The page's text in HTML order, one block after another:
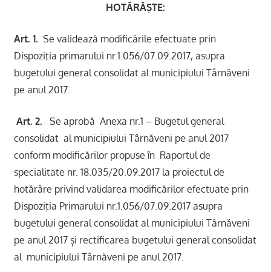
HOTĂRĂŞTE:
Art. 1. Se validează modificările efectuate prin
Dispoziţia primarului nr.1.056/07.09.2017, asupra
bugetului general consolidat al municipiului Târnăveni
pe anul 2017.
Art. 2.
Se aprobă Anexa nr.1 – Bugetul general
consolidat al municipiului Târnăveni pe anul 2017
conform modificărilor propuse în Raportul de
specialitate nr. 18.035/20.09.2017 la proiectul de
hotărâre privind validarea modificărilor efectuate prin
Dispoziţia Primarului nr.1.056/07.09.2017 asupra
bugetului general consolidat al municipiului Târnăveni
pe anul 2017 și rectificarea bugetului general consolidat
al municipiului Târnăveni pe anul 2017.